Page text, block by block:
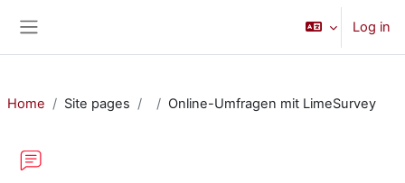
Log in
Home Site pages Online-Umfragen mit LimeSurvey